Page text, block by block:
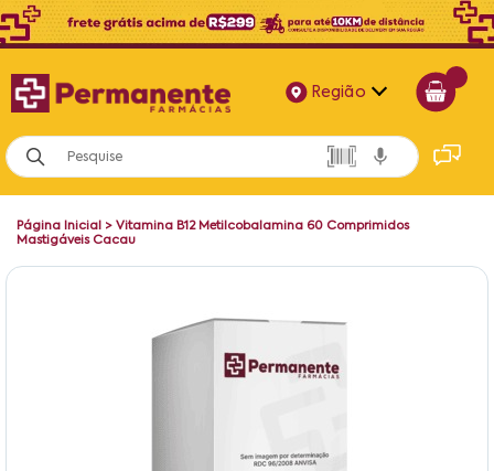
Região
Alagoas
Bahia
Página Inicial > Vitamina B12 Metilcobalamina 60 Comprimidos
Mastigáveis Cacau